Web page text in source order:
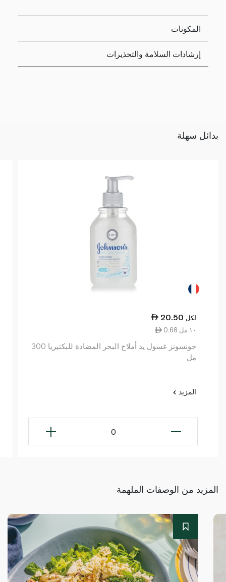
المكونات
إرشادات السلامة والتحذيرات
بدائل سهلة
20.50 لكل
0.68 ١٠ مل
جونسونز غسول يد أملاح البحر المضادة للبكتيريا 300
مل
المزيد
0
المزيد من الوصفات الملهمة